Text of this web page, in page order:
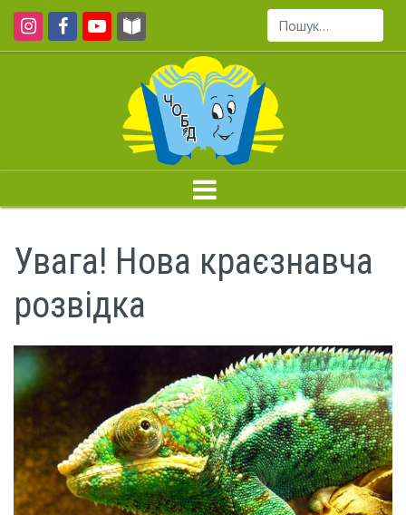
Пошук...
Увага! Нова краєзнавча
розвідка